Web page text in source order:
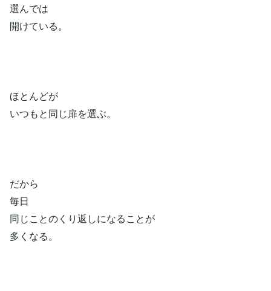
選んでは
開けている。
ほとんどが
いつもと同じ扉を選ぶ。
だから
毎日
同じことのくり返しになることが
多くなる。